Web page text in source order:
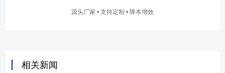
源头厂家 • 支持定制 • 降本增效
相关新闻